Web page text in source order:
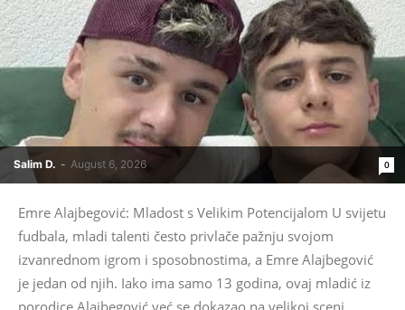
Salim D. - August 6, 2026 0
Emre Alajbegović: Mladost s Velikim Potencijalom U svijetu
fudbala, mladi talenti često privlače pažnju svojom
izvanrednom igrom i sposobnostima, a Emre Alajbegović
je jedan od njih. Iako ima samo 13 godina, ovaj mladić iz